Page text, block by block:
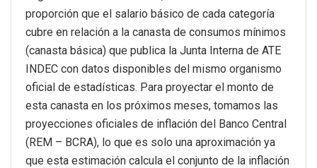
proporción que el salario básico de cada categoría
cubre en relación a la canasta de consumos mínimos
(canasta básica) que publica la Junta Interna de ATE
INDEC con datos disponibles del mismo organismo
oficial de estadísticas. Para proyectar el monto de
esta canasta en los próximos meses, tomamos las
proyecciones oficiales de inflación del Banco Central
(REM – BCRA), lo que es solo una aproximación ya
que esta estimación calcula el conjunto de la inflación